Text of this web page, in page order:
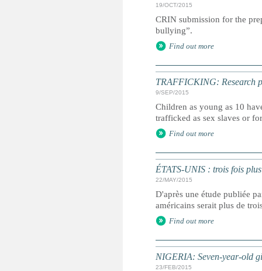
19/OCT/2015
CRIN submission for the
bullying”.
Find out more
TRAFFICKING: Research
9/SEP/2015
Children as young as 10
trafficked as sex slaves or
Find out more
ÉTATS-UNIS : trois fois
22/MAY/2015
D'après une étude publiée
américains serait plus de
Find out more
NIGERIA: Seven-year-old
23/FEB/2015